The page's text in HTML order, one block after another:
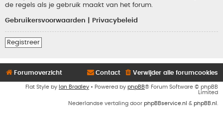
de regels als je gebruik maakt van het forum.
Gebruikersvoorwaarden Privacybeleid
Registreer
Forumoverzicht Verwijder alle forumcookies
Contact
Flat Style by Ian Bradley • Powered by phpBB® Forum Software © phpBB
Limited
Nederlandse vertaling door phpBBservice.nl & phpBB.nl .